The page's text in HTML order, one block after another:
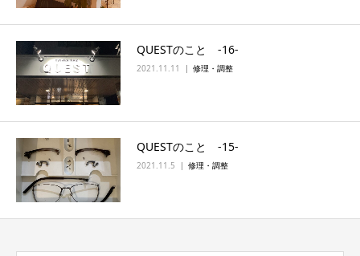
QUESTのこと ‐16‐
2021.11.11 修理・調整
QUESTのこと ‐15‐
2021.11.5 修理・調整